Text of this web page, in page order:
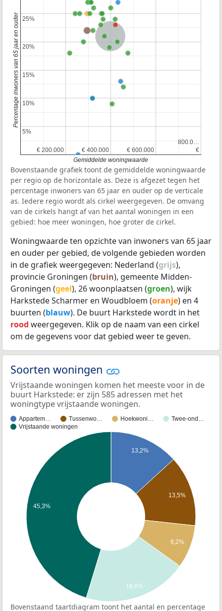
Nederland
€ 200.000
€ 200.000 € 400.000
€ 400.000 € 600.000
€ 600.000 €
€
800.0…
800.0…
5%
5%
10%
10%
15%
15%
20%
20%
25%
25%
Gemiddelde woningwaarde
Percentage inwoners van 65 jaar en ouder
Bovenstaande grafiek toont de gemiddelde woningwaarde
per regio op de horizontale as. Deze is afgezet tegen het
percentage inwoners van 65 jaar en ouder op de verticale
as. Iedere regio wordt als cirkel weergegeven. De omvang
van de cirkels hangt af van het aantal woningen in een
gebied: hoe meer woningen, hoe groter de cirkel.
Woningwaarde ten opzichte van inwoners van 65 jaar
en ouder per gebied, de volgende gebieden worden
in de grafiek weergegeven: Nederland (grijs),
provincie Groningen (bruin), gemeente Midden-
Groningen (geel), 26 woonplaatsen (groen), wijk
Harkstede Scharmer en Woudbloem (oranje) en 4
buurten (blauw). De buurt Harkstede wordt in het
rood weergegeven. Klik op de naam van een cirkel
om de gegevens voor dat gebied weer te geven.
Soorten woningen
Vrijstaande woningen komen het meeste voor in de
buurt Harkstede: er zijn 585 adressen met het
woningtype vrijstaande woningen.
Appartem… Tussenwo… Hoekwoni…
Twee-ond…
Vrijstaande woningen
13,2%
13,5%
8,2%
45,3%
19,8%
Bovenstaand taartdiagram toont het aantal en percentage